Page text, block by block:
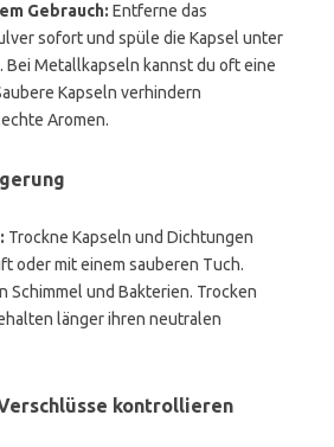
Gebrauch: Entferne das
sofort und spüle die Kapsel unter
Bei Metallkapseln kannst du oft eine
Kapseln verhindern
Aromen.
Trockne Kapseln und Dichtungen
oder mit einem sauberen Tuch.
Schimmel und Bakterien. Trocken
länger ihren neutralen
kontrollieren